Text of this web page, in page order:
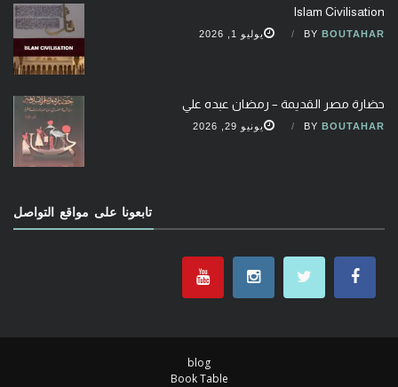
Islam Civilisation
BY BOUTAHAR يوليو 1, 2026
حضارة مصر القديمة – رمضان عبده علي
BY BOUTAHAR يونيو 29, 2026
تابعونا على مواقع التواصل
blog
Book Table